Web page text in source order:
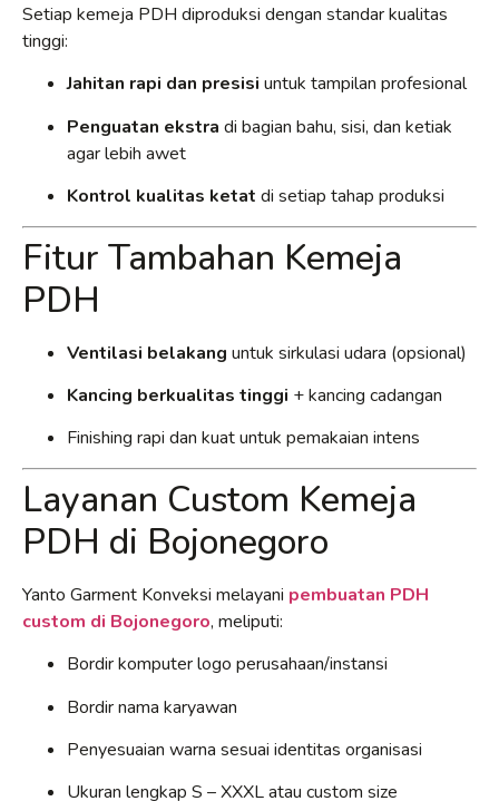
Setiap kemeja PDH diproduksi dengan standar kualitas
tinggi:
Jahitan rapi dan presisi untuk tampilan profesional
Penguatan ekstra di bagian bahu, sisi, dan ketiak
agar lebih awet
Kontrol kualitas ketat di setiap tahap produksi
Fitur Tambahan Kemeja
PDH
Ventilasi belakang untuk sirkulasi udara (opsional)
Kancing berkualitas tinggi + kancing cadangan
Finishing rapi dan kuat untuk pemakaian intens
Layanan Custom Kemeja
PDH di Bojonegoro
Yanto Garment Konveksi melayani pembuatan PDH
custom di Bojonegoro, meliputi:
Bordir komputer logo perusahaan/instansi
Bordir nama karyawan
Penyesuaian warna sesuai identitas organisasi
Ukuran lengkap S – XXXL atau custom size